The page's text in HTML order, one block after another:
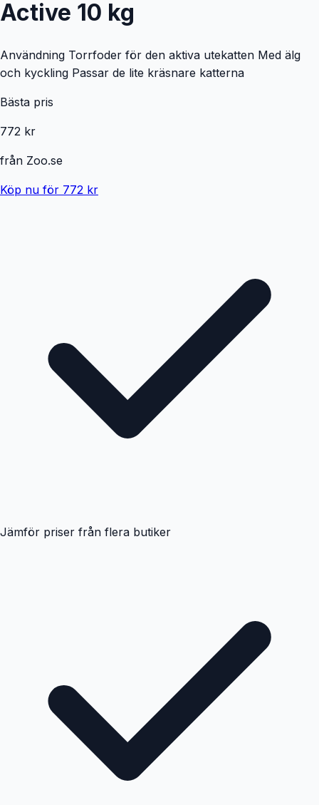
Active 10 kg
Användning Torrfoder för den aktiva utekatten Med älg
och kyckling Passar de lite kräsnare katterna
Bästa pris
772 kr
från Zoo.se
Köp nu för 772 kr
Jämför priser från flera butiker